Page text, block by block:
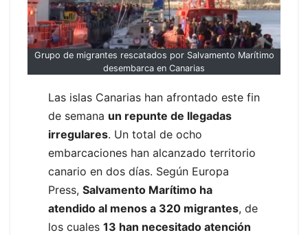
Grupo de migrantes rescatados por Salvamento Marítimo
desembarca en Canarias
Las islas Canarias han afrontado este fin
de semana un repunte de llegadas
irregulares. Un total de ocho
embarcaciones han alcanzado territorio
canario en dos días. Según Europa
Press, Salvamento Marítimo ha
atendido al menos a 320 migrantes, de
los cuales 13 han necesitado atención